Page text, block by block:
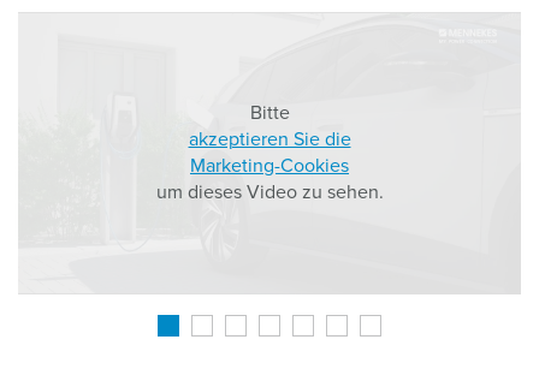
Bitte
akzeptieren Sie die
Marketing-Cookies
um dieses Video zu sehen.